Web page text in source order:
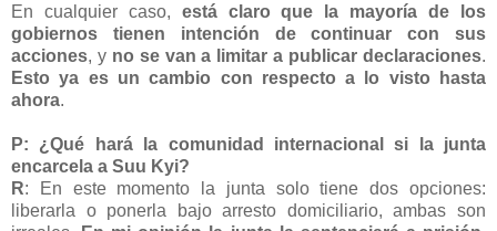
En cualquier caso, está claro que la mayoría de los
gobiernos tienen intención de continuar con sus
acciones, y no se van a limitar a publicar declaraciones.
Esto ya es un cambio con respecto a lo visto hasta
ahora.
P: ¿Qué hará la comunidad internacional si la junta
encarcela a Suu Kyi?
R: En este momento la junta solo tiene dos opciones:
liberarla o ponerla bajo arresto domiciliario, ambas son